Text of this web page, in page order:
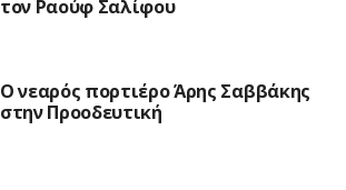
τον Ραούφ Σαλίφου
Ο νεαρός πορτιέρο Άρης Σαββάκης
στην Προοδευτική